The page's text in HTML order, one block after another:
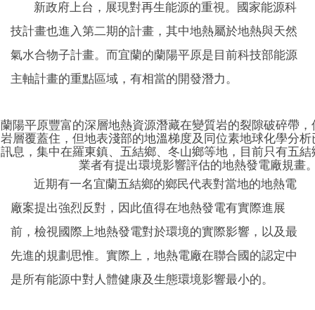
新政府上台，展現對再生能源的重視。國家能源科
技計畫也進入第二期的計畫，其中地熱屬於地熱與天然
氣水合物子計畫。而宜蘭的蘭陽平原是目前科技部能源
主軸計畫的重點區域，有相當的開發潛力。
蘭陽平原豐富的深層地熱資源潛藏在變質岩的裂隙破碎帶
岩層覆蓋住，但地表淺部的地溫梯度及同位素地球化學分
訊息，集中在羅東鎮、五結鄉、冬山鄉等地，目前只有五
業者有提出環境影響評估的地熱發電廠規畫
近期有一名宜蘭五結鄉的鄉民代表對當地的地熱電
廠案提出強烈反對，因此值得在地熱發電有實際進展
前，檢視國際上地熱發電對於環境的實際影響，以及最
先進的規劃思惟。實際上，地熱電廠在聯合國的認定中
是所有能源中對人體健康及生態環境影響最小的。